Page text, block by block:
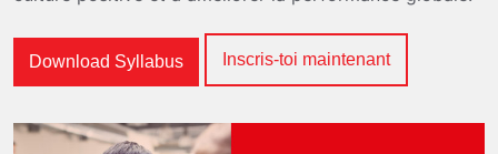
Download Syllabus Inscris-toi maintenant